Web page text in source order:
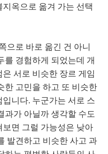
옥으로 옮겨 가는 선택
으로 바로 옮긴 건 아니
를 경험하게 되었는데 개
서로 비슷한 장르 게임
한 고민을 하고 또 비슷한
니다. 누군가는 서로 스
과가 아닐까 생각할 수도
면 그럴 가능성은 낮아
발견하고 비슷한 사고 과